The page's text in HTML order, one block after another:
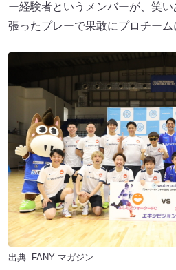
ー経験者というメンバーが、笑い
張ったプレーで果敢にプロチーム
出典: FANY マガジン